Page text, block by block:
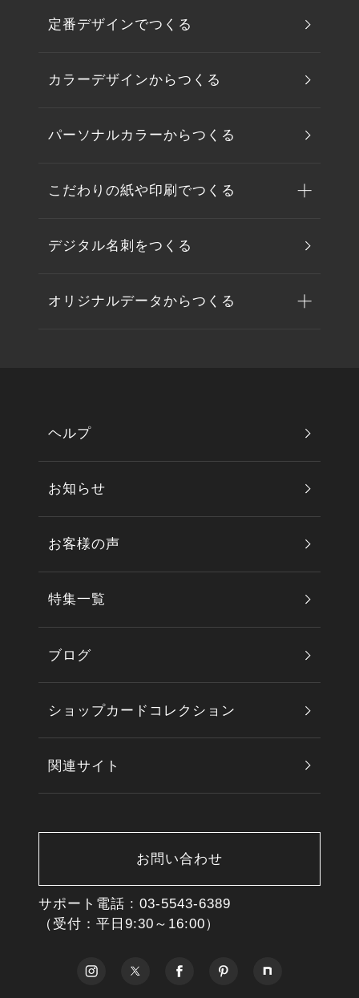
定番デザインでつくる
カラーデザインからつくる
パーソナルカラーからつくる
こだわりの紙や印刷でつくる
デジタル名刺をつくる
オリジナルデータからつくる
ヘルプ
お知らせ
お客様の声
特集一覧
ブログ
ショップカードコレクション
関連サイト
お問い合わせ
サポート電話 : 03-5543-6389
（受付：平日9:30～16:00）